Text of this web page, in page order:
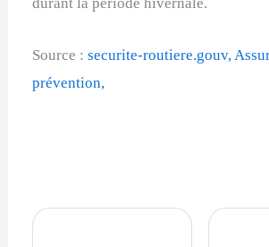
Source :securite-routiere.gouv,
prévention,